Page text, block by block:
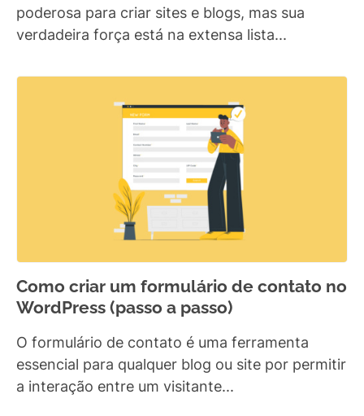
poderosa para criar sites e blogs, mas sua
verdadeira força está na extensa lista...
Como criar um formulário de contato no
WordPress (passo a passo)
O formulário de contato é uma ferramenta
essencial para qualquer blog ou site por permitir
a interação entre um visitante...